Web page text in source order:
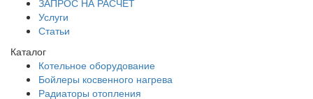
Услуги
Статьи
Каталог
Котельное оборудование
Бойлеры косвенного нагрева
Радиаторы отопления